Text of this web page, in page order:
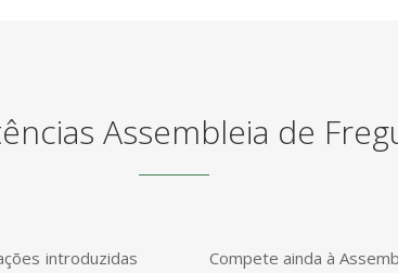
Assembleia de
introduzidas
Compete ainda à